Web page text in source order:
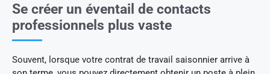
Se créer un éventail de contacts
professionnels plus vaste
Souvent, lorsque votre contrat de travail saisonnier arrive à